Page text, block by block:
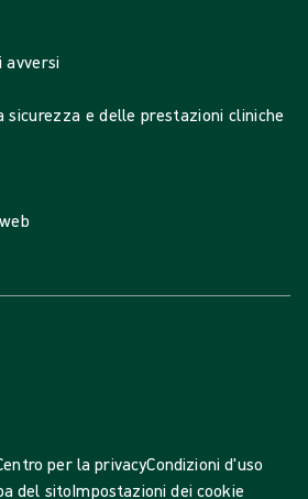
avversi
sicurezza e delle prestazioni cliniche
per la privacyCondizioni d'uso
del sitoImpostazioni dei cookie